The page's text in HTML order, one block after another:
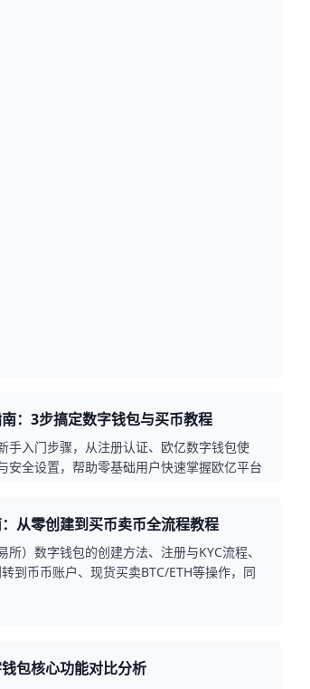
：3步搞定数字钱包与买币教程
手入门步骤，从注册认证、欧亿数字钱包使
安全设置，帮助零基础用户快速掌握欧亿平台
从零创建到买币卖币全流程教程
）数字钱包的创建方法、注册与KYC流程、
到币币账户、现货买卖BTC/ETH等操作，同
包核心功能对比分析